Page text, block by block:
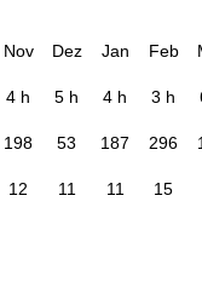
Nov Dez Jan Feb
4 h 5 h 4 h 3 h
198 53 187 296
12 11 11 15